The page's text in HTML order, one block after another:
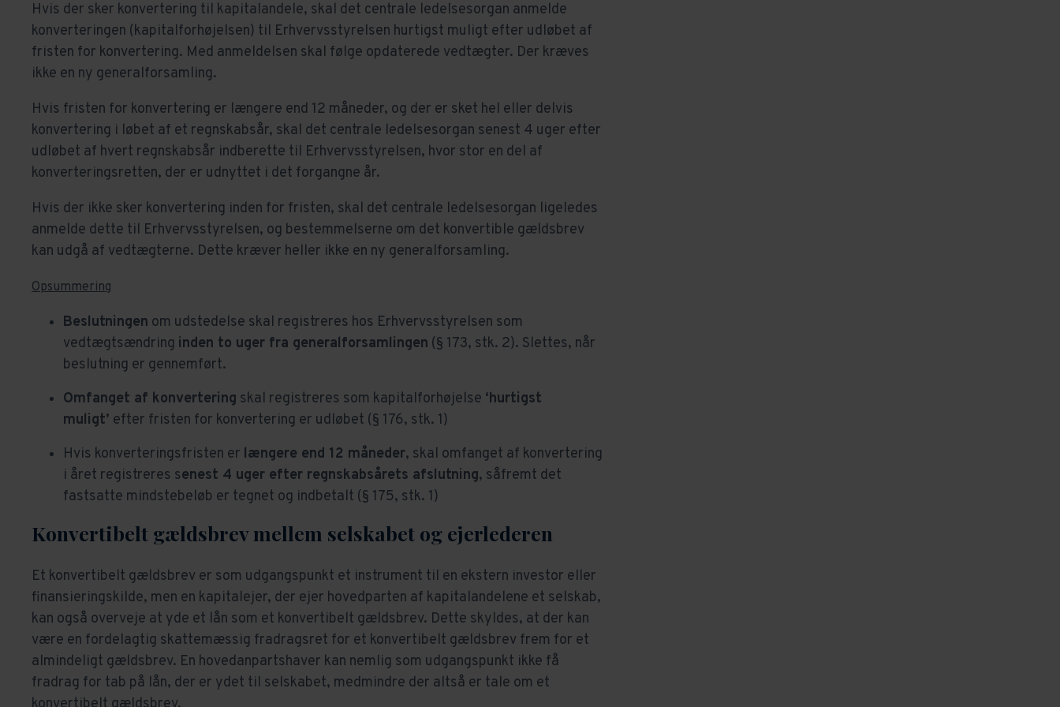
Hvis der sker konvertering til kapitalandele, skal det centrale ledelsesorgan anmelde
konverteringen (kapitalforhøjelsen) til Erhvervsstyrelsen hurtigst muligt efter udløbet af
fristen for konvertering. Med anmeldelsen skal følge opdaterede vedtægter. Der kræves
ikke en ny generalforsamling.
Hvis fristen for konvertering er længere end 12 måneder, og der er sket hel eller delvis
konvertering i løbet af et regnskabsår, skal det centrale ledelsesorgan senest 4 uger efter
udløbet af hvert regnskabsår indberette til Erhvervsstyrelsen, hvor stor en del af
konverteringsretten, der er udnyttet i det forgangne år.
Hvis der ikke sker konvertering inden for fristen, skal det centrale ledelsesorgan ligeledes
anmelde dette til Erhvervsstyrelsen, og bestemmelserne om det konvertible gældsbrev
kan udgå af vedtægterne. Dette kræver heller ikke en ny generalforsamling.
Opsummering
Beslutningen om udstedelse skal registreres hos Erhvervsstyrelsen som
vedtægtsændring inden to uger fra generalforsamlingen (§ 173, stk. 2). Slettes, når
beslutning er gennemført.
Omfanget af konvertering skal registreres som kapitalforhøjelse ‘hurtigst
muligt’ efter fristen for konvertering er udløbet (§ 176, stk. 1)
Hvis konverteringsfristen er længere end 12 måneder, skal omfanget af konvertering
i året registreres senest 4 uger efter regnskabsårets afslutning, såfremt det
fastsatte mindstebeløb er tegnet og indbetalt (§ 175, stk. 1)
Konvertibelt gældsbrev mellem selskabet og ejerlederen
Et konvertibelt gældsbrev er som udgangspunkt et instrument til en ekstern investor eller
finansieringskilde, men en kapitalejer, der ejer hovedparten af kapitalandelene et selskab,
kan også overveje at yde et lån som et konvertibelt gældsbrev. Dette skyldes, at der kan
være en fordelagtig skattemæssig fradragsret for et konvertibelt gældsbrev frem for et
almindeligt gældsbrev. En hovedanpartshaver kan nemlig som udgangspunkt ikke få
fradrag for tab på lån, der er ydet til selskabet, medmindre der altså er tale om et